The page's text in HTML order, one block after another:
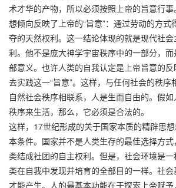
术才华的产物，所以必须按照上帝的旨意行
想倾向反映了上帝的“旨意”：通过劳动的方式
夺的天然权利。这一结论体现的就是现代社
利。他不是庞大神学宇宙秩序中的一部分，
部意义。也许人类的自我认定是上帝旨意的
去实践这一“旨意”。这样，与任何社会的秩序
自然社会秩序相联系，人是生而自由的。假
秩序来生活，那么，它必须是合法的。
这样，17世纪形成的关于国家本质的精辟思
本条件。国家并不是人类生存的最佳选择方
类结成社团的自主权利。但是，社会环境是
类在自我中发现并培育的全部目的一样。社
才能产生。人的最基本功能在于探索上帝赋